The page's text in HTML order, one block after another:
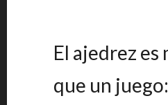
El ajedrez es
que un